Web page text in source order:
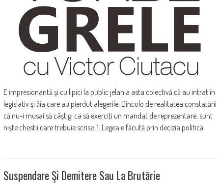
E impresionantă şi cu lipici la public jelania asta colectivă că au intrat în
legislativ şi ăia care au pierdut alegerile. Dincolo de realitatea constatării
că nu-i musai să câştigi ca să exerciţi un mandat de reprezentare, sunt
nişte chestii care trebuie scrise. 1. Legea e făcută prin decizia politică
Suspendare Şi Demitere Sau La Brutărie